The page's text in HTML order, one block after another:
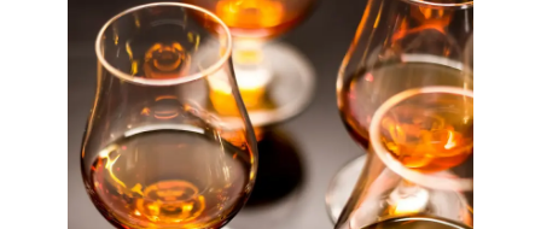
лучше всего подойдет контейнер из
кедрового дерева.